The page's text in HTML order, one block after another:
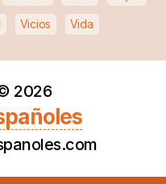
Vicios Vida
2026